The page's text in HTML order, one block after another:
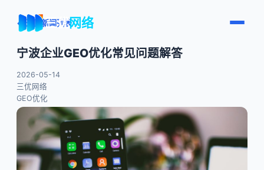
三优网络
← 返回新闻列表
宁波企业GEO优化常见问题解答
2026-05-14
三优网络
GEO优化